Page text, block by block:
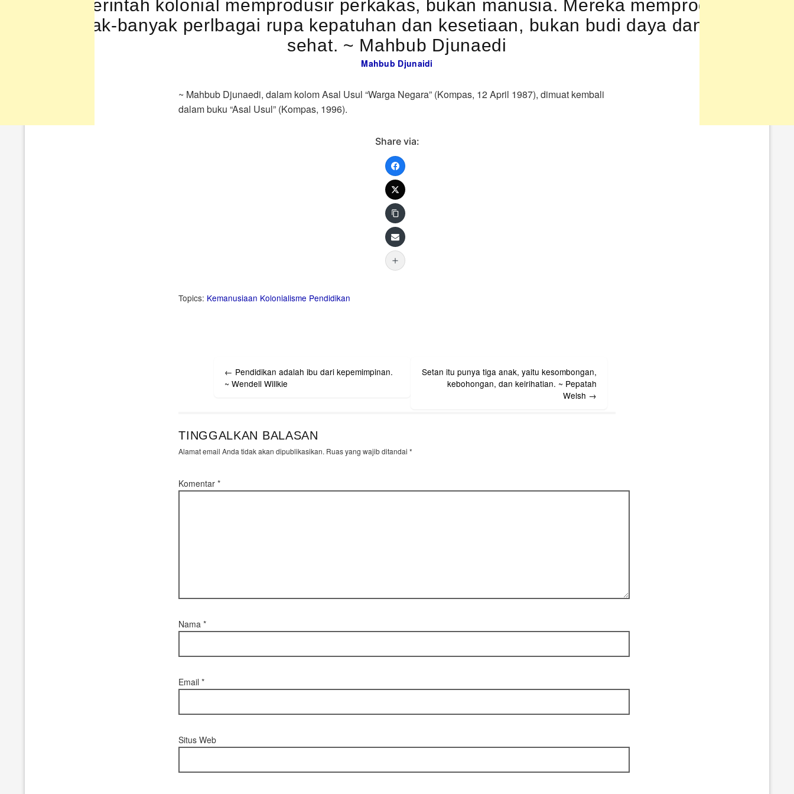
Pemerintah kolonial memprodusir perkakas, bukan manusia. Mereka memprodusir
banyak-banyak perlbagai rupa kepatuhan dan kesetiaan, bukan budi daya dan akal
sehat. ~ Mahbub Djunaedi
Mahbub Djunaidi
~ Mahbub Djunaedi, dalam kolom Asal Usul “Warga Negara” (Kompas, 12 April 1987), dimuat kembali
dalam buku “Asal Usul” (Kompas, 1996).
Share via:
Topics: Kemanusiaan Kolonialisme Pendidikan
navigation
← Pendidikan adalah ibu dari kepemimpinan.
~ Wendell Willkie
Setan itu punya tiga anak, yaitu kesombongan,
kebohongan, dan keirihatian. ~ Pepatah
Welsh →
TINGGALKAN BALASAN
Alamat email Anda tidak akan dipublikasikan. Ruas yang wajib ditandai*
Komentar*
Nama*
Email*
Situs Web